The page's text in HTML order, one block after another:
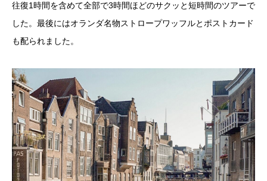
往復1時間を含めて全部で3時間ほどのサクッと短時間のツアーで
した。最後にはオランダ名物ストロープワッフルとポストカード
も配られました。